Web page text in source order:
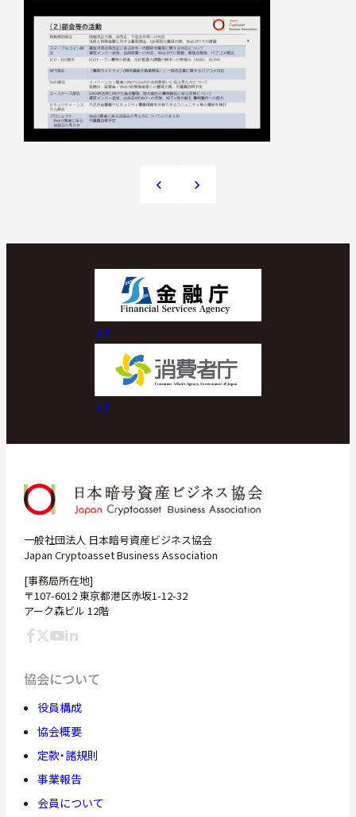
一般社団法人 日本暗号資産ビジネス協会
Japan Cryptoasset Business Association
[事務局所在地]
〒107-6012 東京都港区赤坂1-12-32
アーク森ビル 12階
協会について
役員構成
協会概要
定款・諸規則
事業報告
会員について